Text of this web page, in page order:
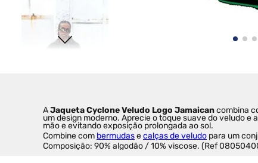
A Jaqueta Cyclone Veludo Logo Jamaican combina
um design moderno. Aprecie o toque suave do veludo
mão e evitando exposição prolongada ao sol.
Combine com bermudas e calças de veludo para um
Composição: 90% algodão / 10% viscose. (Ref